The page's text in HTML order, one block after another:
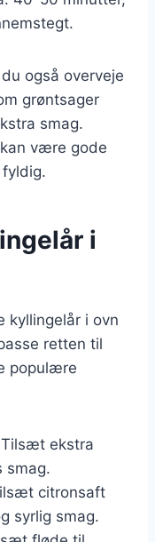
også overveje
grøntsager
smag.
være gode
i
kyllingelår i ovn
retten til
populære
ekstra
smag.
citronsaft
syrlig smag.